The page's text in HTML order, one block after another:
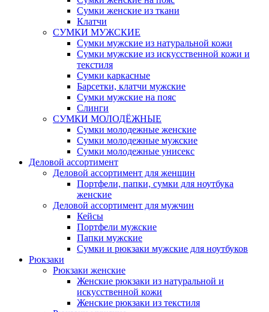
Сумки женские из ткани
Клатчи
СУМКИ МУЖСКИЕ
Сумки мужские из натуральной кожи
Сумки мужские из искусственной кожи и
текстиля
Сумки каркасные
Барсетки, клатчи мужские
Сумки мужские на пояс
Слинги
СУМКИ МОЛОДЁЖНЫЕ
Сумки молодежные женские
Сумки молодежные мужские
Сумки молодежные унисекс
Деловой ассортимент
Деловой ассортимент для женщин
Портфели, папки, сумки для ноутбука
женские
Деловой ассортимент для мужчин
Кейсы
Портфели мужские
Папки мужские
Сумки и рюкзаки мужские для ноутбуков
Рюкзаки
Рюкзаки женские
Женские рюкзаки из натуральной и
искусственной кожи
Женские рюкзаки из текстиля